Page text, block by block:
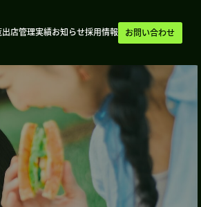
出店管理実績お知らせ採用情報 お問い合わせ